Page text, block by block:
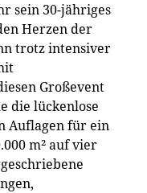
sein 30-jähriges
Herzen der
trotz intensiver
Großevent
die lückenlose
Auflagen für ein
m² auf vier